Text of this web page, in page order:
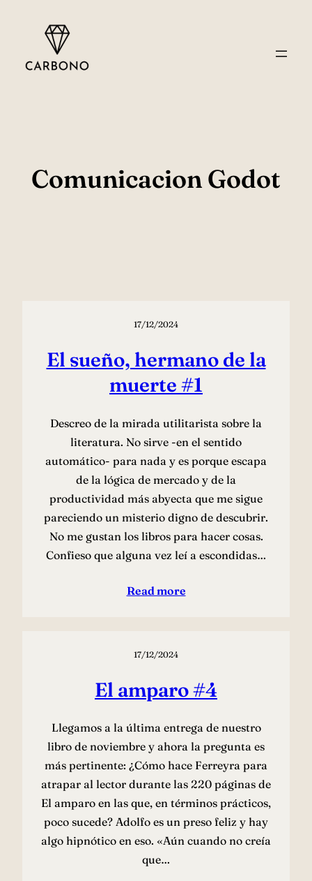
contenido
Comunicacion Godot
17/12/2024
El sueño, hermano de la
muerte #1
Descreo de la mirada utilitarista sobre la
literatura. No sirve -en el sentido
automático- para nada y es porque escapa
de la lógica de mercado y de la
productividad más abyecta que me sigue
pareciendo un misterio digno de descubrir.
No me gustan los libros para hacer cosas.
Confieso que alguna vez leí a escondidas…
Read more
17/12/2024
El amparo #4
Llegamos a la última entrega de nuestro
libro de noviembre y ahora la pregunta es
más pertinente: ¿Cómo hace Ferreyra para
atrapar al lector durante las 220 páginas de
El amparo en las que, en términos prácticos,
poco sucede? Adolfo es un preso feliz y hay
algo hipnótico en eso. «Aún cuando no creía
que…